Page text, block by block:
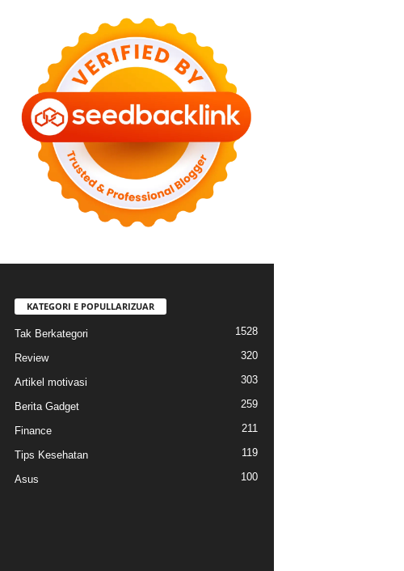
KATEGORI E POPULLARIZUAR
Tak Berkategori 1528
Review 320
Artikel motivasi 303
Berita Gadget 259
Finance 211
Tips Kesehatan 119
Asus 100